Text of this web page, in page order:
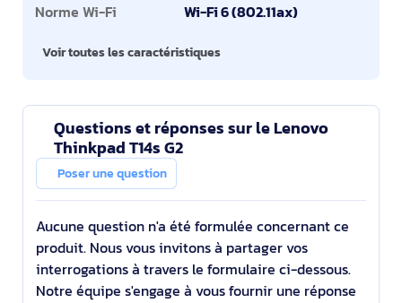
Norme Wi-Fi
Wi-Fi 6 (802.11ax)
Voir toutes les caractéristiques
Questions et réponses sur le Lenovo
Thinkpad T14s G2
Poser une question
Aucune question n'a été formulée concernant ce
produit. Nous vous invitons à partager vos
interrogations à travers le formulaire ci-dessous.
Notre équipe s'engage à vous fournir une réponse